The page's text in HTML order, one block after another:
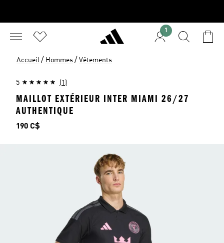
1
Accueil / Hommes / Vêtements
5 (1)
MAILLOT EXTÉRIEUR INTER MIAMI 26/27
AUTHENTIQUE
Prix
190 C$